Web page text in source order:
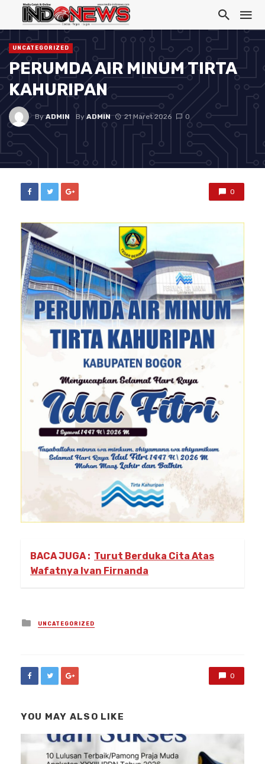
UNCATEGORIZED
PERUMDA AIR MINUM TIRTA
KAHURIPAN
ByADMIN ByADMIN 21 Maret 2026 0
0
BACA JUGA : Turut Berduka Cita Atas
Wafatnya Ivan Firnanda
Posted
in
UNCATEGORIZED
0
YOU MAY ALSO LIKE